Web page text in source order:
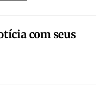
com seus